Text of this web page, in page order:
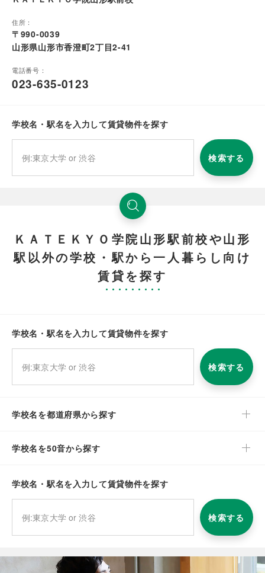
住所：
〒990-0039
山形県山形市香澄町2丁目2-41
電話番号：
023-635-0123
学校名・駅名を入力して賃貸物件を探す
検索する
ＫＡＴＥＫＹＯ学院山形駅前校や山形
駅以外の学校・駅から一人暮らし向け
賃貸を探す
学校名・駅名を入力して賃貸物件を探す
検索する
学校名を都道府県から探す
学校名を50音から探す
学校名・駅名を入力して賃貸物件を探す
検索する